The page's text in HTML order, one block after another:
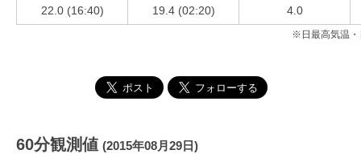
22.0 (16:40) 19.4 (02:20) 4.0
※日最高気温・
60分観測値 (2015年08月29日)